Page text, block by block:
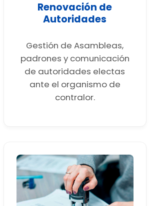
Renovación de
Autoridades
Gestión de Asambleas,
padrones y comunicación
de autoridades electas
ante el organismo de
contralor.